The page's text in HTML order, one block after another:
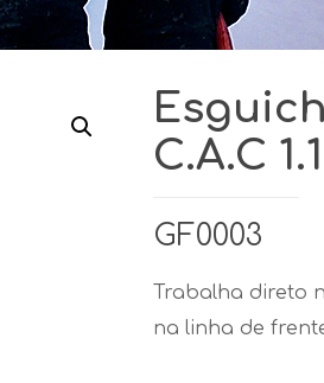
C.A.C
GF0003
Trabalha direto
na linha de